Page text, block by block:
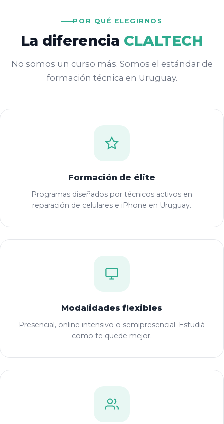
POR QUÉ ELEGIRNOS
La diferencia CLALTECH
No somos un curso más. Somos el estándar de
formación técnica en Uruguay.
Formación de élite
Programas diseñados por técnicos activos en
reparación de celulares e iPhone en Uruguay.
Modalidades flexibles
Presencial, online intensivo o semipresencial. Estudiá
como te quede mejor.